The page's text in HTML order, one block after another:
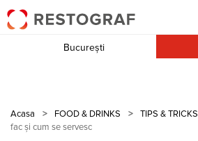
București
Acasa > FOOD & DRINKS > TIPS & TRICKS
fac și cum se servesc